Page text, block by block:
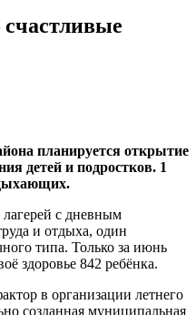
планируется открытие
детей и подростков. 1
с дневным
и отдыха, один
типа. Только за июнь
здоровье 842 ребёнка.
в организации летнего
созданная муниципальная